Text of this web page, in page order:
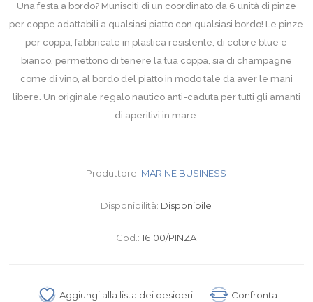
Una festa a bordo? Munisciti di un coordinato da 6 unità di pinze
per coppe adattabili a qualsiasi piatto con qualsiasi bordo! Le pinze
per coppa, fabbricate in plastica resistente, di colore blue e
bianco, permettono di tenere la tua coppa, sia di champagne
come di vino, al bordo del piatto in modo tale da aver le mani
libere. Un originale regalo nautico anti-caduta per tutti gli amanti
di aperitivi in mare.
Produttore: MARINE BUSINESS
Disponibilità: Disponibile
Cod.: 16100/PINZA
Aggiungi alla lista dei desideri Confronta